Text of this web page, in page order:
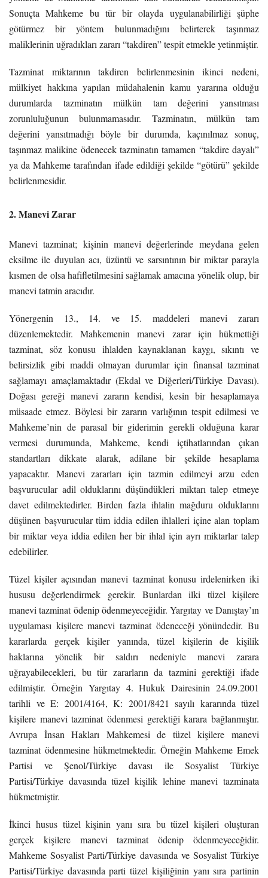
Sonuçta Mahkeme bu tür bir olayda uygulanabilirliği şüphe
götürmez bir yöntem bulunmadığını belirterek taşınmaz
maliklerinin uğradıkları zararı “takdiren” tespit etmekle yetinmiştir.
Tazminat miktarının takdiren belirlenmesinin ikinci nedeni,
mülkiyet hakkına yapılan müdahalenin kamu yararına olduğu
durumlarda tazminatın mülkün tam değerini yansıtması
zorunluluğunun bulunmamasıdır. Tazminatın, mülkün tam
değerini yansıtmadığı böyle bir durumda, kaçınılmaz sonuç,
taşınmaz malikine ödenecek tazminatın tamamen “takdire dayalı”
ya da Mahkeme tarafından ifade edildiği şekilde “götürü” şekilde
belirlenmesidir.
2. Manevi Zarar
Manevi tazminat; kişinin manevi değerlerinde meydana gelen
eksilme ile duyulan acı, üzüntü ve sarsıntının bir miktar parayla
kısmen de olsa hafifletilmesini sağlamak amacına yönelik olup, bir
manevi tatmin aracıdır.
Yönergenin 13., 14. ve 15. maddeleri manevi zararı
düzenlemektedir. Mahkemenin manevi zarar için hükmettiği
tazminat, söz konusu ihlalden kaynaklanan kaygı, sıkıntı ve
belirsizlik gibi maddi olmayan durumlar için finansal tazminat
sağlamayı amaçlamaktadır (Ekdal ve Diğerleri/Türkiye Davası).
Doğası gereği manevi zararın kendisi, kesin bir hesaplamaya
müsaade etmez. Böylesi bir zararın varlığının tespit edilmesi ve
Mahkeme’nin de parasal bir giderimin gerekli olduğuna karar
vermesi durumunda, Mahkeme, kendi içtihatlarından çıkan
standartları dikkate alarak, adilane bir şekilde hesaplama
yapacaktır. Manevi zararları için tazmin edilmeyi arzu eden
başvurucular adil olduklarını düşündükleri miktarı talep etmeye
davet edilmektedirler. Birden fazla ihlalin mağduru olduklarını
düşünen başvurucular tüm iddia edilen ihlalleri içine alan toplam
bir miktar veya iddia edilen her bir ihlal için ayrı miktarlar talep
edebilirler.
Tüzel kişiler açısından manevi tazminat konusu irdelenirken iki
hususu değerlendirmek gerekir. Bunlardan ilki tüzel kişilere
manevi tazminat ödenip ödenmeyeceğidir. Yargıtay ve Danıştay’ın
uygulaması kişilere manevi tazminat ödeneceği yönündedir. Bu
kararlarda gerçek kişiler yanında, tüzel kişilerin de kişilik
haklarına yönelik bir saldırı nedeniyle manevi zarara
uğrayabilecekleri, bu tür zararların da tazmini gerektiği ifade
edilmiştir. Örneğin Yargıtay 4. Hukuk Dairesinin 24.09.2001
tarihli ve E: 2001/4164, K: 2001/8421 sayılı kararında tüzel
kişilere manevi tazminat ödenmesi gerektiği karara bağlanmıştır.
Avrupa İnsan Hakları Mahkemesi de tüzel kişilere manevi
tazminat ödenmesine hükmetmektedir. Örneğin Mahkeme Emek
Partisi ve Şenol/Türkiye davası ile Sosyalist Türkiye
Partisi/Türkiye davasında tüzel kişilik lehine manevi tazminata
hükmetmiştir.
İkinci husus tüzel kişinin yanı sıra bu tüzel kişileri oluşturan
gerçek kişilere manevi tazminat ödenip ödenmeyeceğidir.
Mahkeme Sosyalist Parti/Türkiye davasında ve Sosyalist Türkiye
Partisi/Türkiye davasında parti tüzel kişiliğinin yanı sıra partinin